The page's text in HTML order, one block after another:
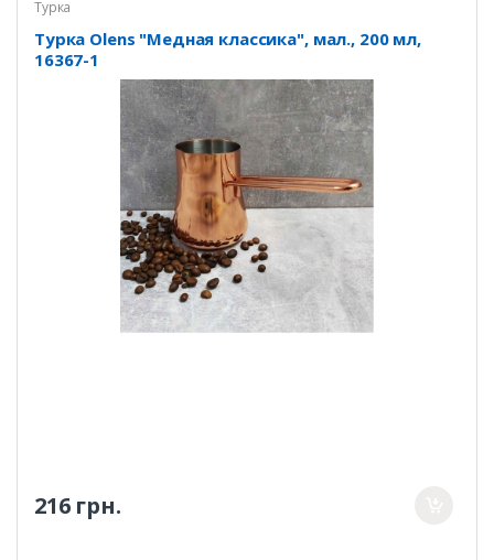
Турка
Турка Olens "Медная классика", мал., 200 мл,
16367-1
216 грн.